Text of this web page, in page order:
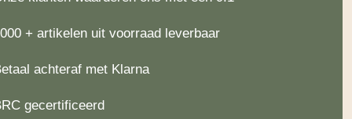
+ artikelen uit voorraad leverbaar
achteraf met Klarna
gecertificeerd